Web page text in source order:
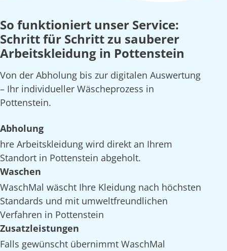
So funktioniert unser Service:
Schritt für Schritt zu sauberer
Arbeitskleidung in Pottenstein
Von der Abholung bis zur digitalen Auswertung
– Ihr individueller Wäscheprozess in
Pottenstein.
Abholung
hre Arbeitskleidung wird direkt an Ihrem
Standort in Pottenstein abgeholt.
Waschen
WaschMal wäscht Ihre Kleidung nach höchsten
Standards und mit umweltfreundlichen
Verfahren in Pottenstein
Zusatzleistungen
Falls gewünscht übernimmt WaschMal